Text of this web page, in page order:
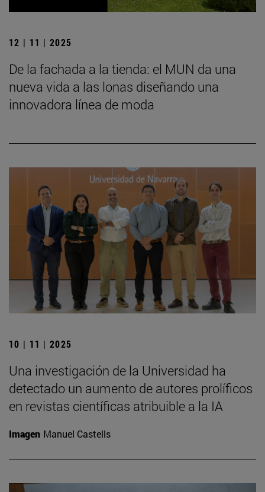
12 | 11 | 2025
De la fachada a la tienda: el MUN da una
nueva vida a las lonas diseñando una
innovadora línea de moda
10 | 11 | 2025
Una investigación de la Universidad ha
detectado un aumento de autores prolíficos
en revistas científicas atribuible a la IA
Imagen Manuel Castells